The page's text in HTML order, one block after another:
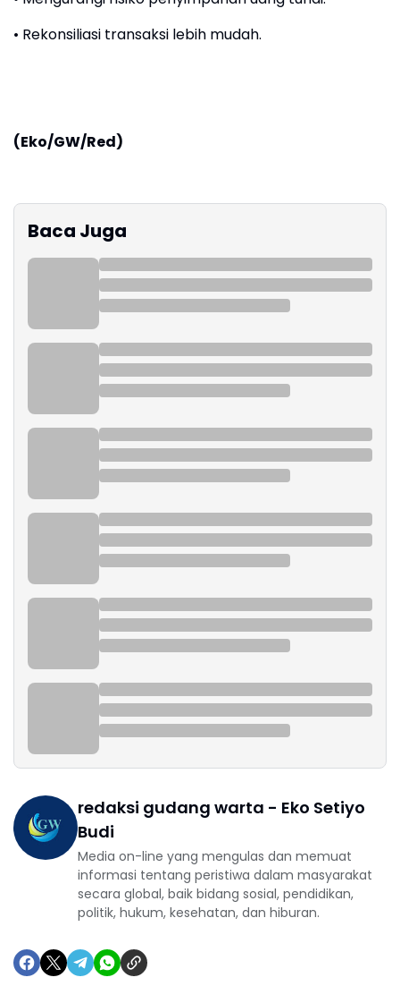
• Rekonsiliasi transaksi lebih mudah.
(Eko/GW/Red)
Baca Juga
redaksi gudang warta - Eko Setiyo
Budi
Media on-line yang mengulas dan memuat
informasi tentang peristiwa dalam masyarakat
secara global, baik bidang sosial, pendidikan,
politik, hukum, kesehatan, dan hiburan.